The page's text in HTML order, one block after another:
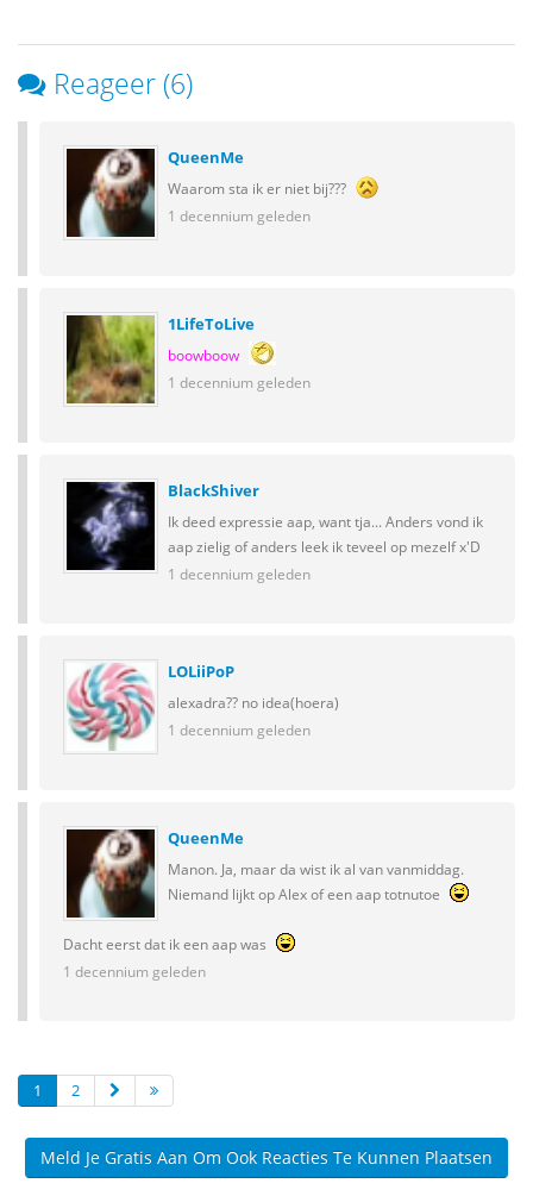
Reageer (6)
QueenMe
Waarom sta ik er niet bij???
1 decennium geleden
1LifeToLive
boowboow
1 decennium geleden
BlackShiver
Ik deed expressie aap, want tja... Anders vond ik
aap zielig of anders leek ik teveel op mezelf x'D
1 decennium geleden
LOLiiPoP
alexadra?? no idea(hoera)
1 decennium geleden
QueenMe
Manon. Ja, maar da wist ik al van vanmiddag.
Niemand lijkt op Alex of een aap totnutoe
Dacht eerst dat ik een aap was
1 decennium geleden
1 2
Meld Je Gratis Aan Om Ook Reacties Te Kunnen Plaatsen